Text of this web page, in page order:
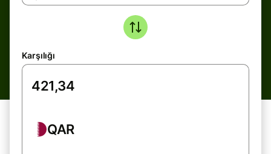
Karşılığı
QAR